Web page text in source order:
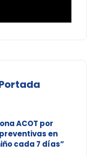
ACOT por
en
cada 7 días”